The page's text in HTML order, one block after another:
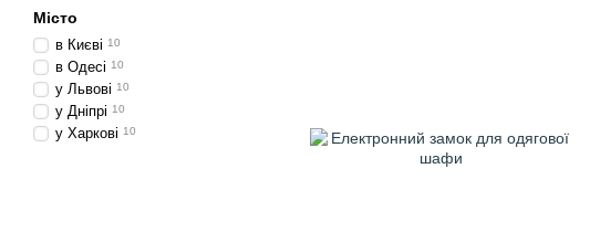
Місто
в Києві 10
в Одесі 10
у Львові 10
у Дніпрі 10
у Харкові 10